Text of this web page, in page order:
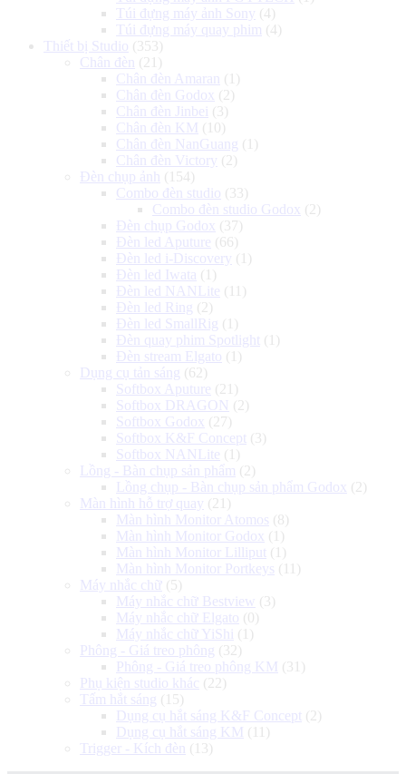
Túi đựng máy ảnh Sony (4)
Túi đựng máy quay phim (4)
Thiết bị Studio (353)
Chân đèn
(21)
Chân đèn Amaran
(1)
Chân đèn Godox (2)
Chân đèn Jinbei (3)
Chân đèn KM (10)
Chân đèn NanGuang (1)
Chân đèn Victory (2)
Đèn chụp ảnh
(154)
Combo đèn studio (33)
Combo đèn studio Godox (2)
Đèn chụp Godox (37)
Đèn led Aputure (66)
Đèn led i-Discovery (1)
Đèn led Iwata (1)
Đèn led NANLite (11)
Đèn led Ring (2)
Đèn led SmallRig (1)
Đèn quay phim Spotlight (1)
Đèn stream Elgato (1)
Dụng cụ tản sáng (62)
Softbox Aputure (21)
Softbox DRAGON (2)
Softbox Godox (27)
Softbox K&F Concept (3)
Softbox NANLite (1)
Lồng - Bàn chụp sản phẩm (2)
Lồng chụp - Bàn chụp sản phẩm Godox (2)
Màn hình hỗ trợ quay (21)
Màn hình Monitor Atomos (8)
Màn hình Monitor Godox (1)
Màn hình Monitor Lilliput (1)
Màn hình Monitor Portkeys (11)
Máy nhắc chữ (5)
Máy nhắc chữ Bestview (3)
Máy nhắc chữ Elgato (0)
Máy nhắc chữ YiShi
(1)
Phông - Giá treo phông (32)
Phông - Giá treo phông KM (31)
Phụ kiện studio khác (22)
Tấm hắt sáng (15)
Dụng cụ hắt sáng K&F Concept (2)
Dụng cụ hắt sáng KM (11)
Trigger - Kích đèn
(13)